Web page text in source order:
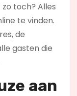
toch? Alles
te vinden.
de
gasten die
aan